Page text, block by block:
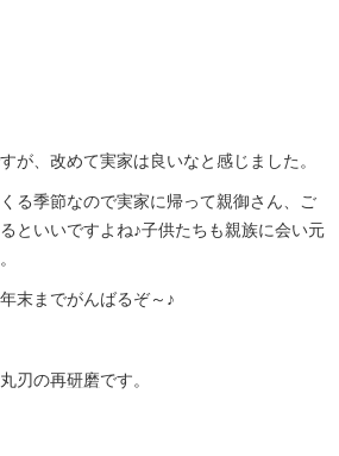
が、改めて実家は良いなと感じました。
る季節なので実家に帰って親御さん、ご
といいですよね♪子供たちも親族に会い元
末までがんばるぞ～♪
刃の再研磨です。